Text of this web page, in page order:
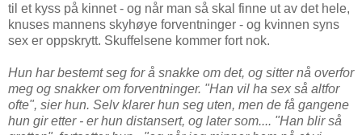
til et kyss på kinnet - og når man så skal finne ut av det hele,
knuses mannens skyhøye forventninger - og kvinnen syns
sex er oppskrytt. Skuffelsene kommer fort nok.
Hun har bestemt seg for å snakke om det, og sitter nå overfor
meg og snakker om forventninger. "Han vil ha sex så altfor
ofte", sier hun. Selv klarer hun seg uten, men de få gangene
hun gir etter - er hun distansert, og later som.... "Han blir så